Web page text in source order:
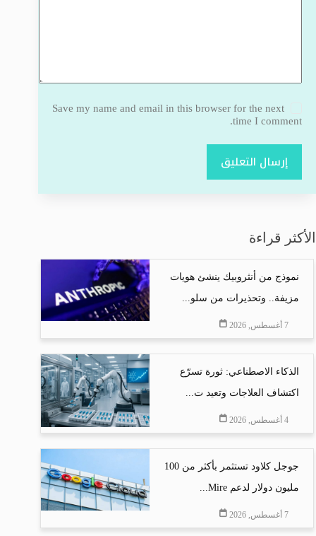
Save my name and email in this browser for the next
time I comment.
إرسال التعليق
الأكثر قراءة
نموذج من أنثروبيك ينشئ هويات
مزيفة.. وتحذيرات من سلو...
7 أغسطس, 2026
الذكاء الاصطناعي: ثورة تسرّع
اكتشاف العلاجات وتعيد ت...
4 أغسطس, 2026
جوجل كلاود تستثمر بأكثر من 100
مليون دولار لدعم Mire...
7 أغسطس, 2026